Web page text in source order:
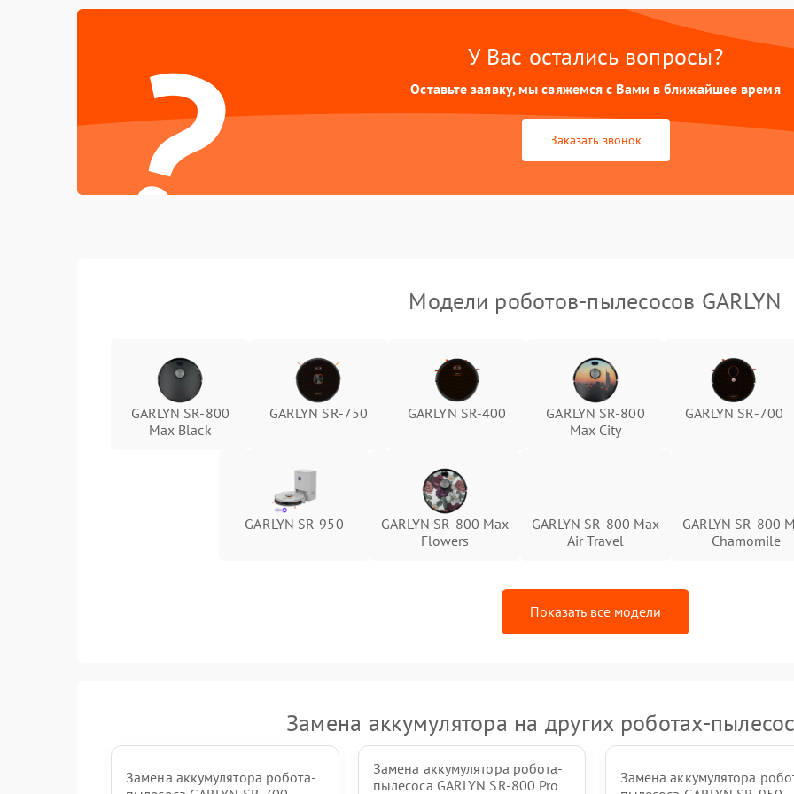
Проблемы с механикой
Режим работы
Программные сбои
? У Вас остались вопросы?
Оставьте заявку, мы свяжемся с Вами в ближайшее время
Заказать звонок
Модели роботов-пылесосов GARLYN
GARLYN SR-800
Max Black
GARLYN SR-750 GARLYN SR-400
GARLYN SR-800
Max City
GARLYN SR-700
GARLYN SR-950
GARLYN SR-800 Max
Flowers
GARLYN SR-800 Max
Air Travel
GARLYN SR-800
Chamomile
Показать все модели
Замена аккумулятора на других роботах-
Замена аккумулятора робота-
Замена аккумулятора робота-
пылесоса GARLYN SR-800 Pro
Замена аккумулятора